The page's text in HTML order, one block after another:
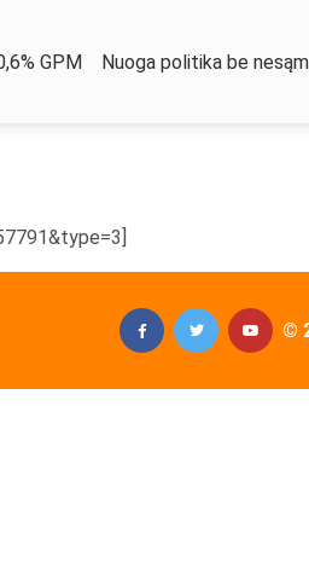
GPM Nuoga politika be
©